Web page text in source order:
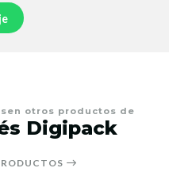
otros productos de
Digipack